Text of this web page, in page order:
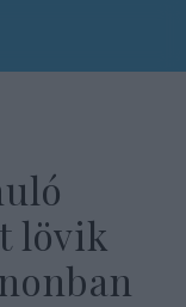
lövik